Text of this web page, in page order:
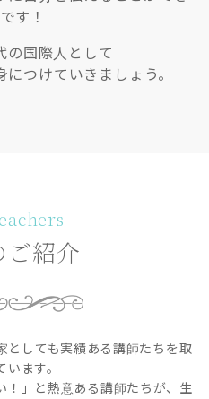
す！
の国際人として
つけていきましょう。
ご紹介
としても実績ある講師たちを取
います。
！」と熱意ある講師たちが、生